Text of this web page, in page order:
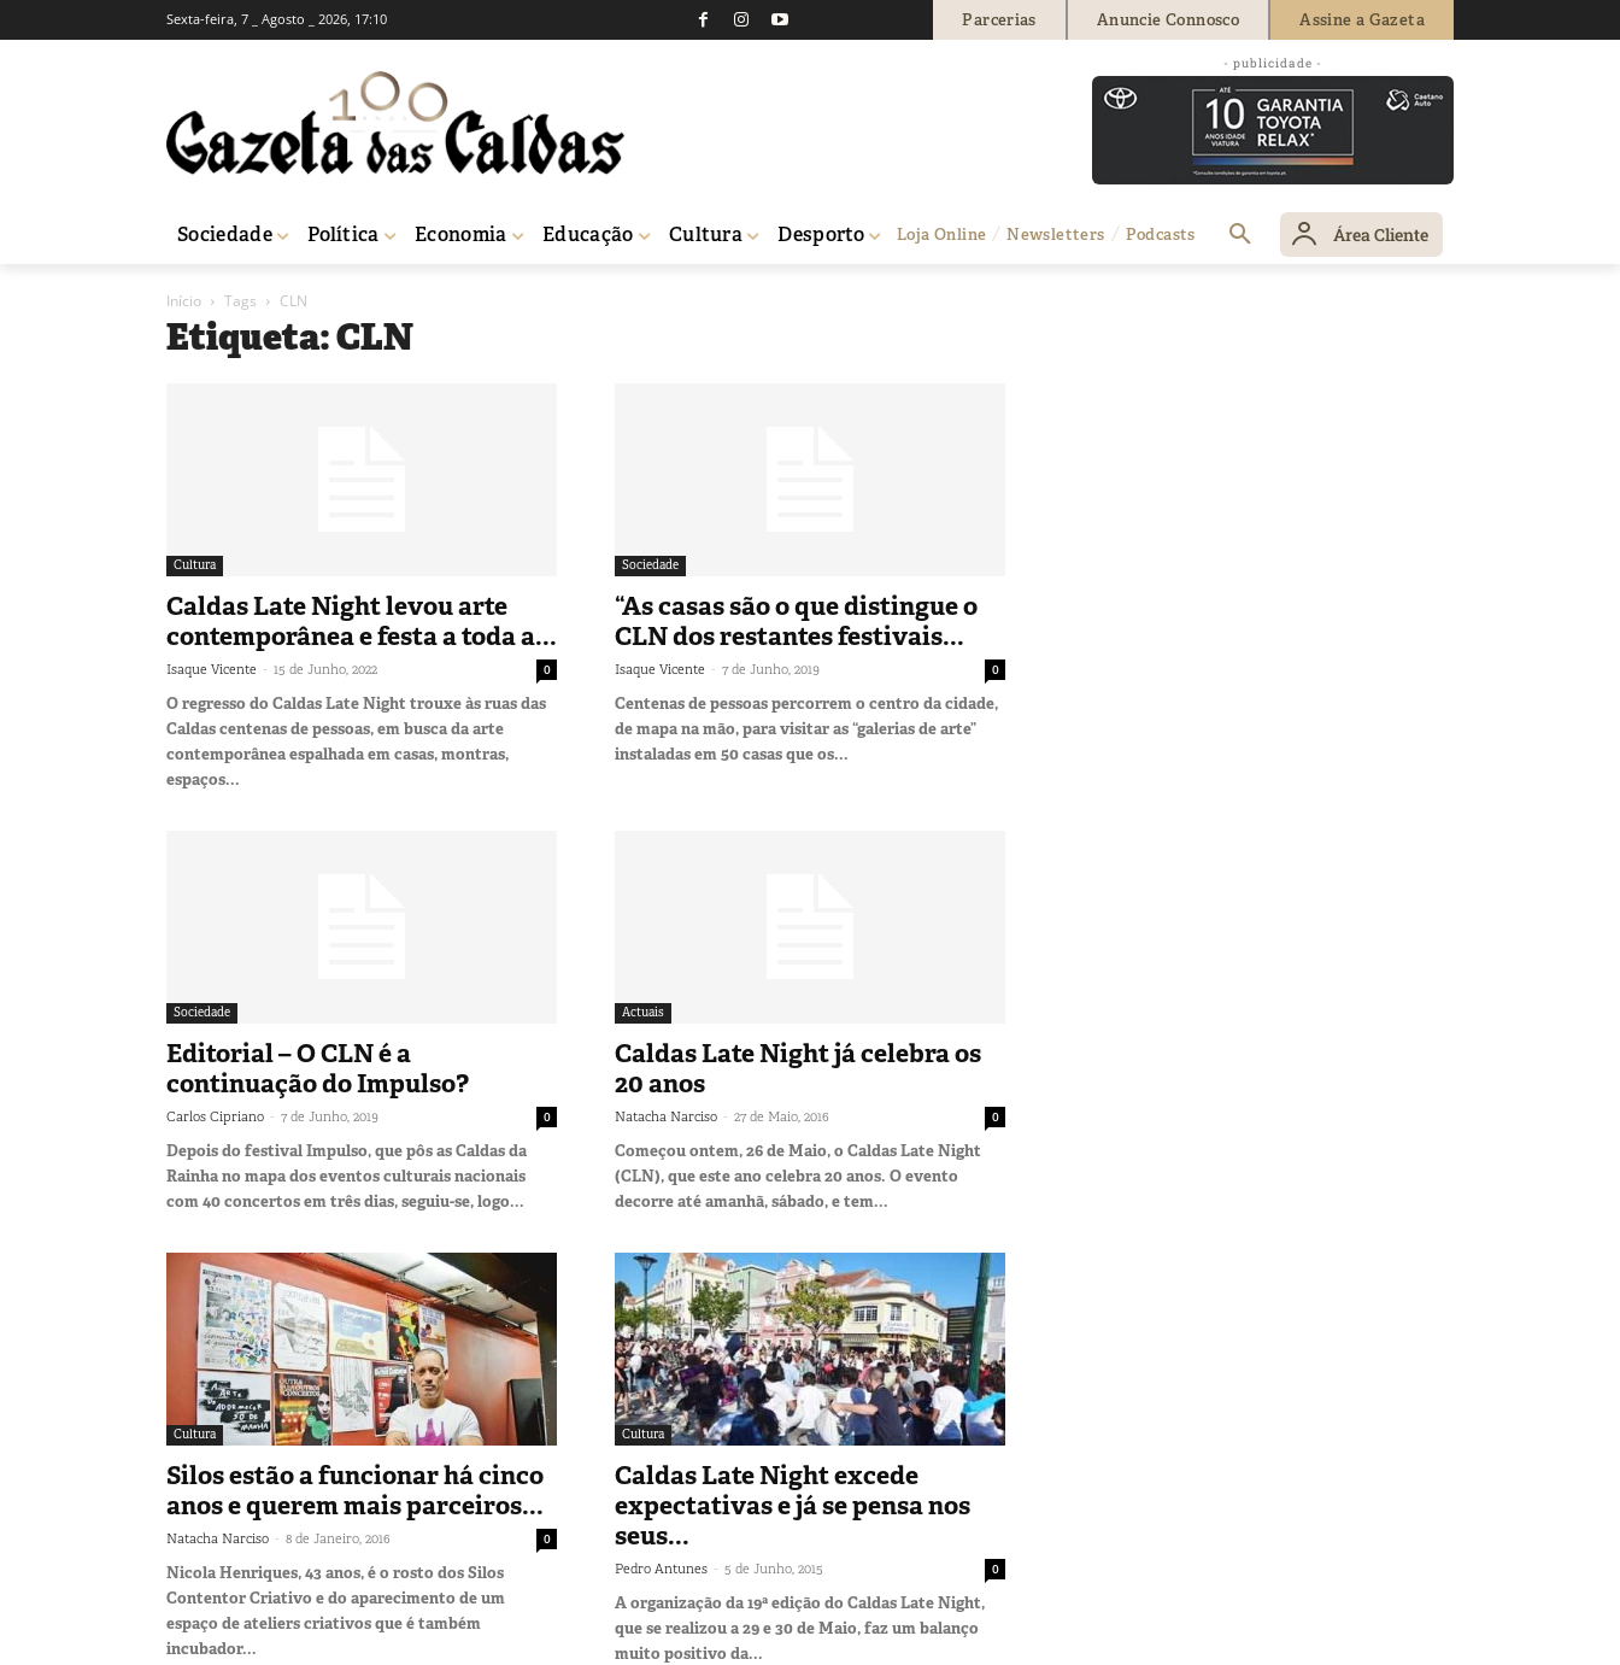
Sexta-feira, 7 _ Agosto _ 2026, 17:10 Parcerias Anuncie Connosco Assine a Gazeta
- publicidade -
Sociedade Política Economia Educação Cultura Desporto Loja Online Newsletters Podcasts Área Cliente
Início Tags CLN
Etiqueta: CLN
Cultura
Caldas Late Night levou arte
contemporânea e festa a toda a...
Isaque Vicente - 15 de Junho, 2022 0
O regresso do Caldas Late Night trouxe às ruas das
Caldas centenas de pessoas, em busca da arte
contemporânea espalhada em casas, montras,
espaços...
Sociedade
“As casas são o que distingue o
CLN dos restantes festivais...
Isaque Vicente - 7 de Junho, 2019 0
Centenas de pessoas percorrem o centro da cidade,
de mapa na mão, para visitar as “galerias de arte”
instaladas em 50 casas que os...
Sociedade
Editorial – O CLN é a
continuação do Impulso?
Carlos Cipriano - 7 de Junho, 2019 0
Depois do festival Impulso, que pôs as Caldas da
Rainha no mapa dos eventos culturais nacionais
com 40 concertos em três dias, seguiu-se, logo...
Actuais
Caldas Late Night já celebra os
20 anos
Natacha Narciso - 27 de Maio, 2016 0
Começou ontem, 26 de Maio, o Caldas Late Night
(CLN), que este ano celebra 20 anos. O evento
decorre até amanhã, sábado, e tem...
Cultura
Silos estão a funcionar há cinco
anos e querem mais parceiros...
Natacha Narciso - 8 de Janeiro, 2016 0
Nicola Henriques, 43 anos, é o rosto dos Silos
Contentor Criativo e do aparecimento de um
espaço de ateliers criativos que é também
incubador...
Cultura
Caldas Late Night excede
expectativas e já se pensa nos
seus...
Pedro Antunes - 5 de Junho, 2015 0
A organização da 19ª edição do Caldas Late Night,
que se realizou a 29 e 30 de Maio, faz um balanço
muito positivo da...